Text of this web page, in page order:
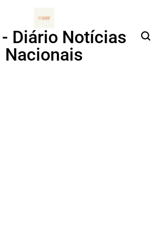
- Diário Notícias
Nacionais